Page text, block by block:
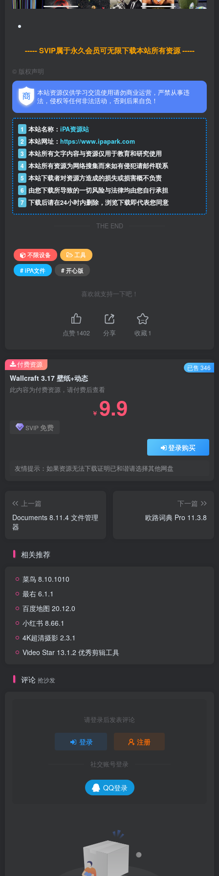
----- SVIP属于永久会员可无限下载本站所有资源 -----
© 版权声明
本站资源仅供学习交流使用请勿商业运营，严禁从事违
法，侵权等任何非法活动，否则后果自负！
1 本站名称： iPA资源站
2 本站网址： https://www.ipapark.com
3 本站所有文字内容与资源仅用于教育和研究使用
4 本站所有资源为网络搜集而来如有侵犯请邮件联系
5 本站下载者对资源方造成的损失或损害概不负责
6 由您下载所导致的一切风险与法律均由您自行承担
7 下载后请在24小时内删除，浏览下载即代表您同意
THE END
不限设备
工具
# iPA文件
# 开心版
喜欢就支持一下吧！
点赞1402 分享 收藏 1
Wallcraft 3.17 壁纸+动态
此内容为付费资源，请付费后查看
￥ 9.9
SVIP 免费
登录购买
友情提示：如果资源无法下载证明已和谐请选择其他网盘
付费资源 已售 346
上一篇
Documents 8.11.4 文件管理
器
下一篇
欧路词典 Pro 11.3.8
相关推荐
菜鸟 8.10.1010
最右 6.1.1
百度地图 20.12.0
小红书 8.66.1
4K超清摄影 2.3.1
Video Star 13.1.2 优秀剪辑工具
评论 抢沙发
请登录后发表评论
登录 注册
社交账号登录
QQ登录